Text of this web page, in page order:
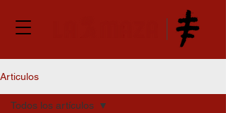
Articulos
Todos los artículos